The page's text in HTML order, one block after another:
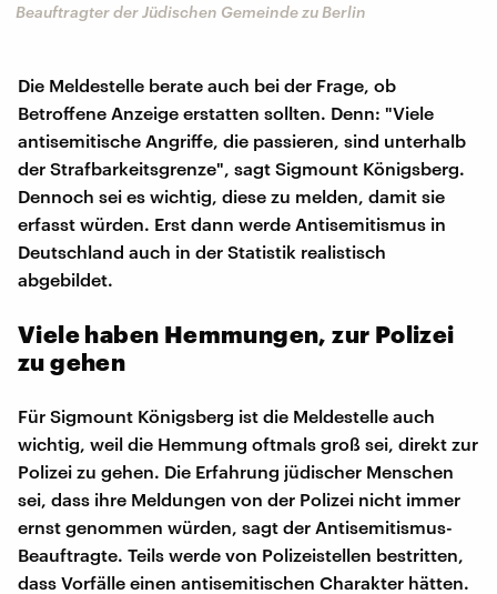
Beauftragter der Jüdischen Gemeinde zu Berlin
Die Meldestelle berate auch bei der Frage, ob
Betroffene Anzeige erstatten sollten. Denn: "Viele
antisemitische Angriffe, die passieren, sind unterhalb
der Strafbarkeitsgrenze", sagt Sigmount Königsberg.
Dennoch sei es wichtig, diese zu melden, damit sie
erfasst würden. Erst dann werde Antisemitismus in
Deutschland auch in der Statistik realistisch
abgebildet.
Viele haben Hemmungen, zur Polizei
zu gehen
Für Sigmount Königsberg ist die Meldestelle auch
wichtig, weil die Hemmung oftmals groß sei, direkt zur
Polizei zu gehen. Die Erfahrung jüdischer Menschen
sei, dass ihre Meldungen von der Polizei nicht immer
ernst genommen würden, sagt der Antisemitismus-
Beauftragte. Teils werde von Polizeistellen bestritten,
dass Vorfälle einen antisemitischen Charakter hätten.